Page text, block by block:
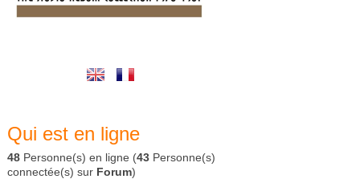
Qui est en ligne
48 Personne(s) en ligne (43 Personne(s)
connectée(s) sur Forum)